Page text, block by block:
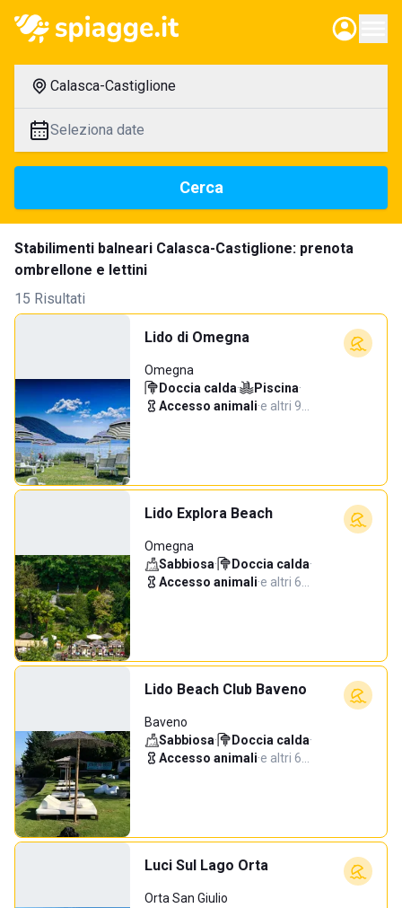
Calasca-Castiglione
Seleziona date
Cerca
Stabilimenti balneari Calasca-Castiglione: prenota
ombrellone e lettini
15 Risultati
Lido di Omegna
Omegna
Doccia calda· Piscina·
Accesso animali·e altri 9…
Lido Explora Beach
Omegna
Sabbiosa· Doccia calda·
Accesso animali·e altri 6…
Lido Beach Club Baveno
Baveno
Sabbiosa· Doccia calda·
Accesso animali·e altri 6…
Luci Sul Lago Orta
Orta San Giulio